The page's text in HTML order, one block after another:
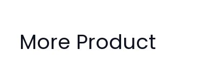
More Product